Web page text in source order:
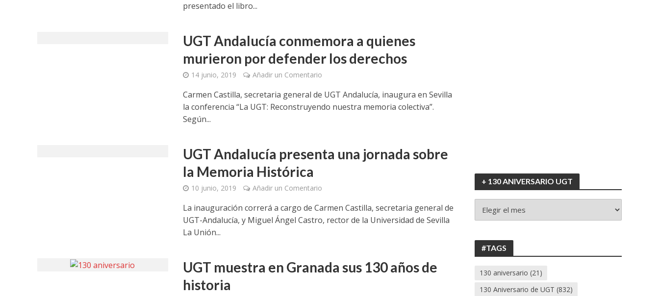
presentado el libro...
UGT Andalucía conmemora a quienes
murieron por defender los derechos
14 junio, 2019 Añadir un Comentario
Carmen Castilla, secretaria general de UGT Andalucía, inaugura en Sevilla
la conferencia “La UGT: Reconstruyendo nuestra memoria colectiva”.
Según...
UGT Andalucía presenta una jornada sobre
la Memoria Histórica
10 junio, 2019 Añadir un Comentario
La inauguración correrá a cargo de Carmen Castilla, secretaria general de
UGT-Andalucía, y Miguel Ángel Castro, rector de la Universidad de Sevilla
La Unión...
UGT muestra en Granada sus 130 años de
historia
+ 130 ANIVERSARIO UGT
130
#TAGS
130 aniversario (21)
130 Aniversario de UGT (832)